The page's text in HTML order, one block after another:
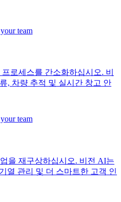
로세스를 간소화하십시오. 비
, 차량 추적 및 실시간 창고 안
을 재구상하십시오. 비전 AI는
열 관리 및 더 스마트한 고객 인